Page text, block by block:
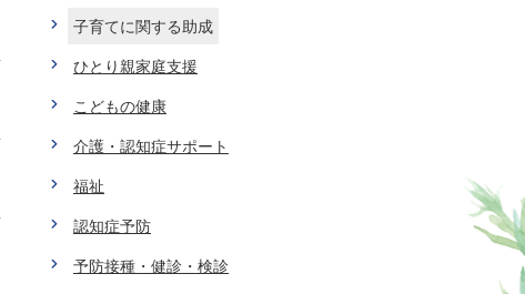
子育てに関する助成
ひとり親家庭支援
こどもの健康
介護・認知症サポート
福祉
認知症予防
予防接種・健診・検診